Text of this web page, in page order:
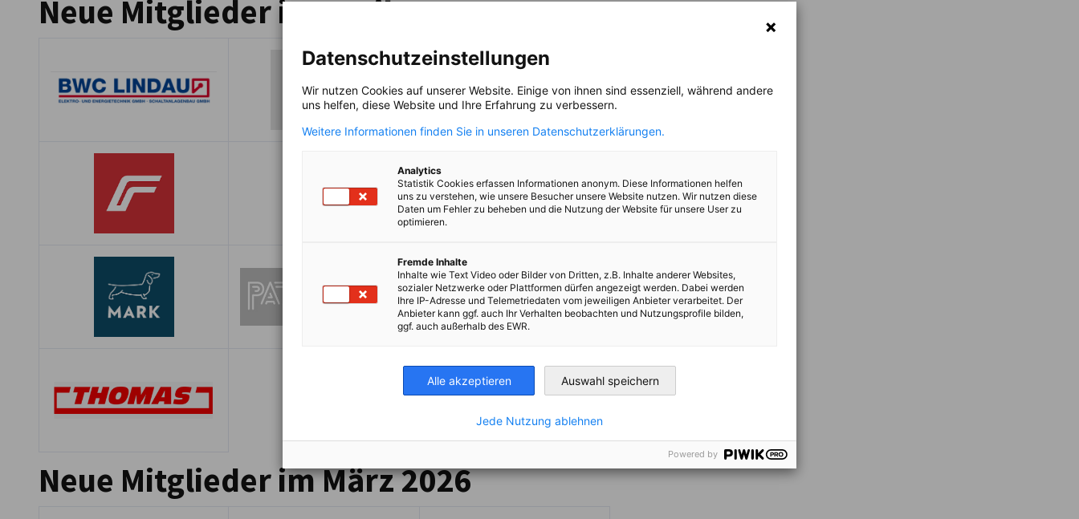
Neue Mitglieder im April 2026
Neue Mitglieder im März 2026
Datenschutzeinstellungen
Wir nutzen Cookies auf unserer Website. Einige von ihnen sind essenziell, während andere
uns helfen, diese Website und Ihre Erfahrung zu verbessern.
Weitere Informationen finden Sie in unseren Datenschutzerklärungen.
Analytics
Statistik Cookies erfassen Informationen anonym. Diese Informationen helfen
uns zu verstehen, wie unsere Besucher unsere Website nutzen. Wir nutzen diese
Daten um Fehler zu beheben und die Nutzung der Website für unsere User zu
optimieren.
Fremde Inhalte
Inhalte wie Text Video oder Bilder von Dritten, z.B. Inhalte anderer Websites,
sozialer Netzwerke oder Plattformen dürfen angezeigt werden. Dabei werden
Ihre IP-Adresse und Telemetriedaten vom jeweiligen Anbieter verarbeitet. Der
Anbieter kann ggf. auch Ihr Verhalten beobachten und Nutzungsprofile bilden,
ggf. auch außerhalb des EWR.
Alle akzeptieren Auswahl speichern
Jede Nutzung ablehnen
Powered by